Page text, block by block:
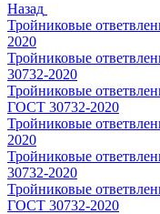
Назад
Тройниковые
2020
Тройниковые
30732-2020
Тройниковые
ГОСТ 30732-2020
Тройниковые
2020
Тройниковые
30732-2020
Тройниковые
ГОСТ 30732-2020